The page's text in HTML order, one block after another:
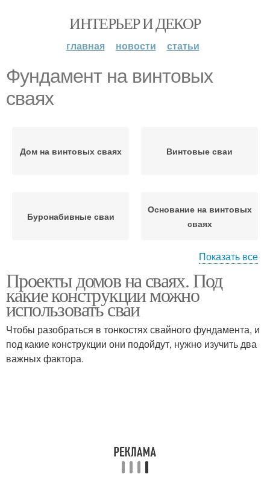
ИНТЕРЬЕР И ДЕКОР
главная новости статьи
Фундамент на винтовых
сваях
Дом на винтовых сваях Винтовые сваи
Буронабивные сваи
Основание на винтовых
сваях
Сваи от начала
Показать все
Проекты домов на сваях. Под
какие конструкции можно
использовать сваи
Чтобы разобраться в тонкостях свайного фундамента, и
под какие конструкции они подойдут, нужно изучить два
важных фактора.